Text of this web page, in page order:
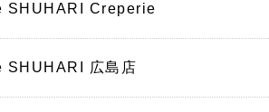
SHUHARI Creperie
SHUHARI 広島店